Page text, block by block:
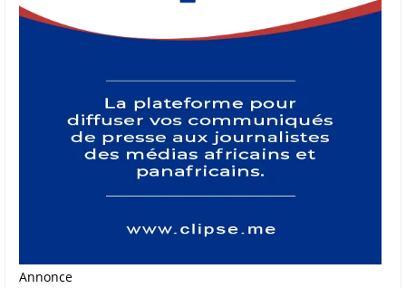
Annonce